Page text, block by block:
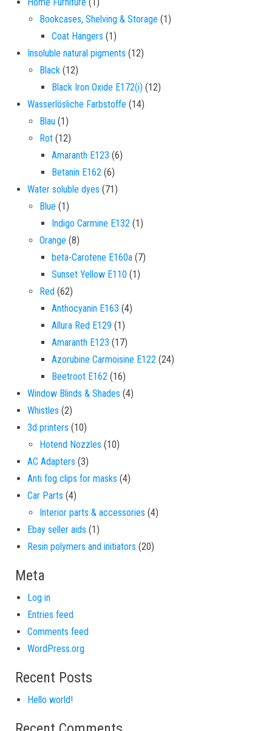
Home Furniture 1
Bookcases, Shelving & Storage 11 product
Coat Hangers 11 product
Insoluble natural pigments 1212 products
Black 1212 products
Black Iron Oxide E172(i) 1212 products
Wasserlösliche Farbstoffe 1414 products
Blau 11 product
Rot 1212 products
Amaranth E123 66 products
Betanin E162 66 products
Water soluble dyes 7171 products
Blue 11 product
Indigo Carmine E132 11 product
Orange 88 products
beta-Carotene E160a 77 products
Sunset Yellow E110 11 product
Red 6262 products
Anthocyanin E163 44 products
Allura Red E129 11 product
Amaranth E123 1717 products
Azorubine Carmoisine E122 2424 products
Beetroot E162 1616 products
Window Blinds & Shades 44 products
Whistles 22 products
3d printers 1010 products
Hotend Nozzles 1010 products
AC Adapters 33 products
Anti fog clips for masks 44 products
Car Parts 44 products
Interior parts & accessories 44 products
Ebay seller aids 11 product
Resin polymers and initiators 2020 products
Meta
Log in
Entries feed
Comments feed
WordPress.org
Recent Posts
Hello world!